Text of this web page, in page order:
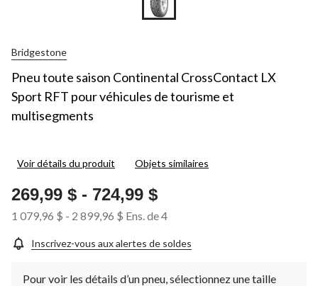
Bridgestone
Pneu toute saison Continental CrossContact LX
Sport RFT pour véhicules de tourisme et
multisegments
Voir détails du produit Objets similaires
269,99 $ - 724,99 $
1 079,96 $ - 2 899,96 $ Ens. de 4
Inscrivez-vous aux alertes de soldes
Pour voir les détails d’un pneu, sélectionnez une taille